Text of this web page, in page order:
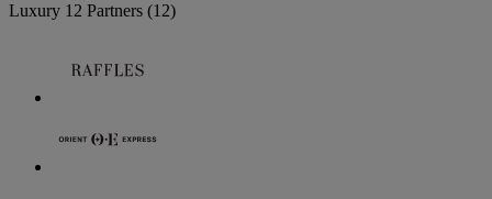
Luxury 12 Partners (12)